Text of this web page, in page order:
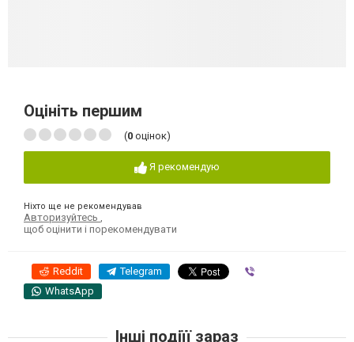
Оцініть першим
(0 оцінок)
Я рекомендую
Ніхто ще не рекомендував
Авторизуйтесь
щоб оцінити і порекомендувати
Reddit Telegram
WhatsApp
Інші подіїї зараз